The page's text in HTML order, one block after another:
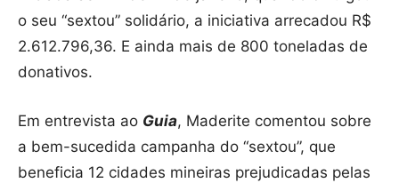
o seu “sextou” solidário, a iniciativa arrecadou R$
2.612.796,36. E ainda mais de 800 toneladas de
donativos.
Em entrevista ao Guia, Maderite comentou sobre
a bem-sucedida campanha do “sextou”, que
beneficia 12 cidades mineiras prejudicadas pelas